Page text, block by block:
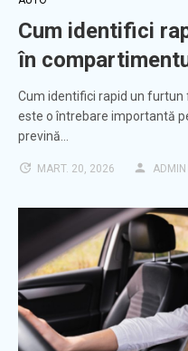
Cum identifici
în
Cum identifici rapid un
este o întrebare importantă
prevină…
MART. 20, 2026 ADMIN